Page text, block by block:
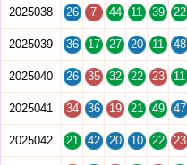
2025038 26 7 44 11 39 22
2025039 36 17 27 20 11 48
2025040 26 35 32 22 23 11
2025041 34 36 19 21 49 47
2025042 21 42 20 10 22 23